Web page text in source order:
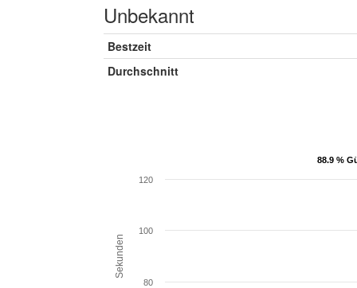
Unbekannt
Bestzeit
Durchschnitt
88.9 %
88.9 %
Sekunden
80
100
120